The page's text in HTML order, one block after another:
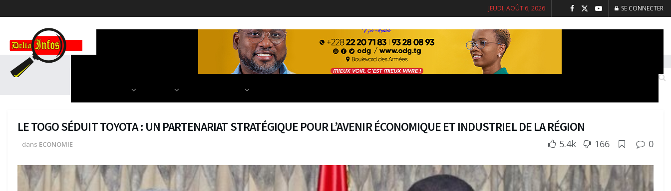
JEUDI, AOÛT 6, 2026 SE CONNECTER
ECONOMIE FINANCE DÉVELOPPEMENT EDUCATION INTERVIEWS SANTE
LE TOGO SÉDUIT TOYOTA : UN PARTENARIAT STRATÉGIQUE POUR L’AVENIR ÉCONOMIQUE ET INDUSTRIEL DE LA RÉGION
dans ECONOMIE 5.4k 166 0